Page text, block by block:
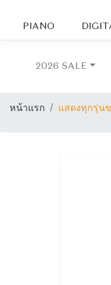
PIANO
2026 SALE
หน้าแรก แสดงทุกรุ่นข